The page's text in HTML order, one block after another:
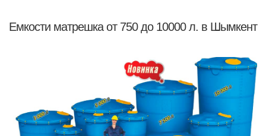
Емкости матрешка от 750 до 10000 л. в Шымкент